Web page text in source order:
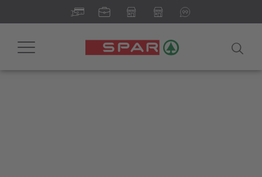
Toggle